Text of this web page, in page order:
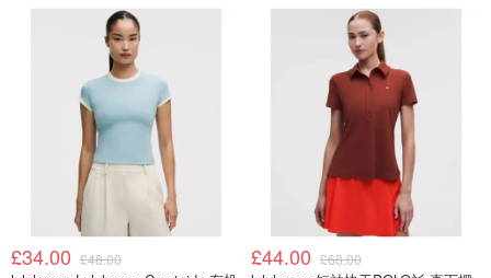
£34.00 £48.00 £44.00 £68.00